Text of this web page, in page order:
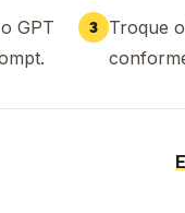
GPT
3
Troque